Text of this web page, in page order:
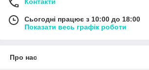
Сьогодні працює з 10:00 до 18:00
Показати весь графік роботи
Про нас